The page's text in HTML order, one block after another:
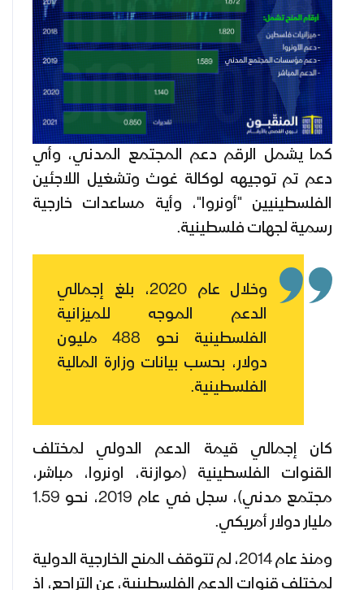
كما يشمل الرقم دعم المجتمع المدني، وأي
دعم تم توجيهه لوكالة غوث وتشغيل اللاجئين
الفلسطينيين "أونروا"، وأية مساعدات خارجية
رسمية لجهات فلسطينية.
وخلال عام 2020، بلغ إجمالي
الدعم الموجه للميزانية
الفلسطينية نحو 488 مليون
دولار، بحسب بيانات وزارة المالية
الفلسطينية.
كان إجمالي قيمة الدعم الدولي لمختلف
القنوات الفلسطينية (موازنة، اونروا، مباشر،
مجتمع مدني)، سجل في عام 2019، نحو 1.59
مليار دولار أمريكي.
ومنذ عام 2014، لم تتوقف المنح الخارجية الدولية
لمختلف قنوات الدعم الفلسطينية، عن التراجع، إذ